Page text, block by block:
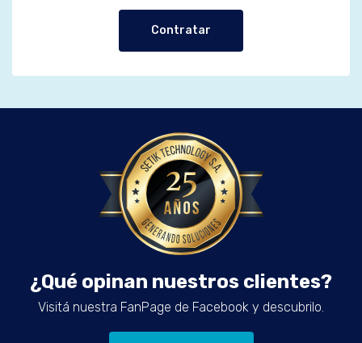
Contratar
¿Qué opinan nuestros clientes?
Visitá nuestra FanPage de Facebook y descubrilo.